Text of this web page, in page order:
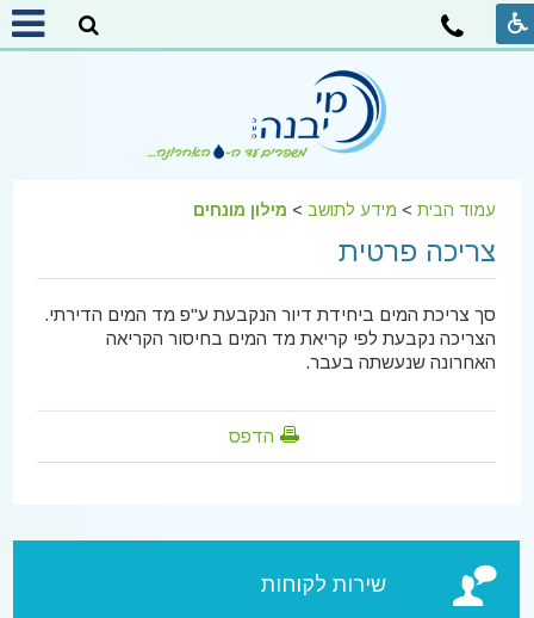
שירות לקוחות
עמוד הבית> מידע לתושב > מילון מונחים
צריכה פרטית
סך צריכת המים ביחידת דיור הנקבעת ע"פ מד המים הדירתי.
הצריכה נקבעת לפי קריאת מד המים בחיסור הקריאה
האחרונה שנעשתה בעבר.
הדפס